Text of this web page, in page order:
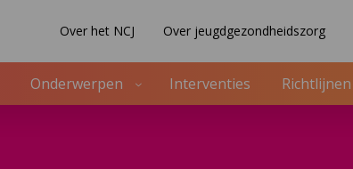
Over het NCJ Over jeugdgezondheidszorg
Onderwerpen Interventies Richtlijnen